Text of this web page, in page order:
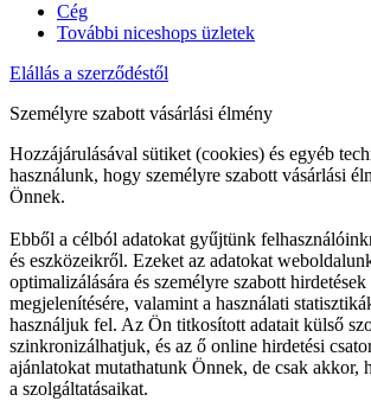
Cég
További niceshops üzletek
Elállás a szerződéstől
Személyre szabott vásárlási élmény
Hozzájárulásával sütiket (cookies) és egyéb
használunk, hogy személyre szabott vásárlási
Önnek.
Ebből a célból adatokat gyűjtünk
és eszközeikről. Ezeket az adatokat
optimalizálására és személyre szabott
megjelenítésére, valamint a használati
használjuk fel. Az Ön titkosított adatait külső
szinkronizálhatjuk, és az ő online hirdetési
ajánlatokat mutathatunk Önnek, de csak akkor,
a szolgáltatásaikat.